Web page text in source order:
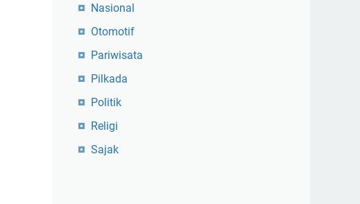
Nasional
Otomotif
Pariwisata
Pilkada
Politik
Religi
Sajak